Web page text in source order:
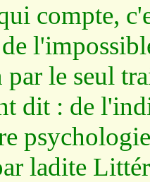
compte,
par le seul
dit : de
ladite